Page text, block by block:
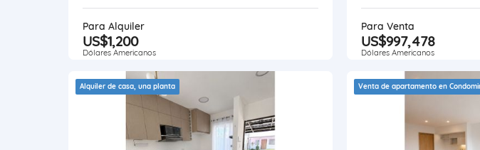
Para Alquiler
US$1,200
Dólares Americanos
Para Venta
US$997,478
Dólares Americanos
Alquiler de casa, una planta Venta de apartamento en